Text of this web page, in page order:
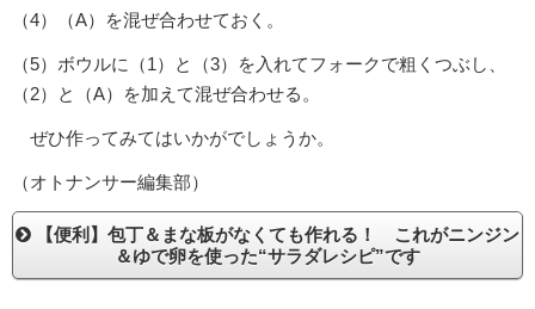
（4）（A）を混ぜ合わせておく。
（5）ボウルに（1）と（3）を入れてフォークで粗くつぶし、
（2）と（A）を加えて混ぜ合わせる。
ぜひ作ってみてはいかがでしょうか。
（オトナンサー編集部）
【便利】包丁＆まな板がなくても作れる！ これがニンジン
＆ゆで卵を使った“サラダレシピ”です